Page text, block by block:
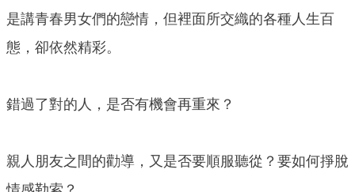
是講青春男女們的戀情，但裡面所交織的各種人生百
態，卻依然精彩。
錯過了對的人，是否有機會再重來？
親人朋友之間的勸導，又是否要順服聽從？要如何掙脫